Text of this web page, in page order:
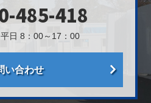
485-418
平日 8：00～17：00
い合わせ